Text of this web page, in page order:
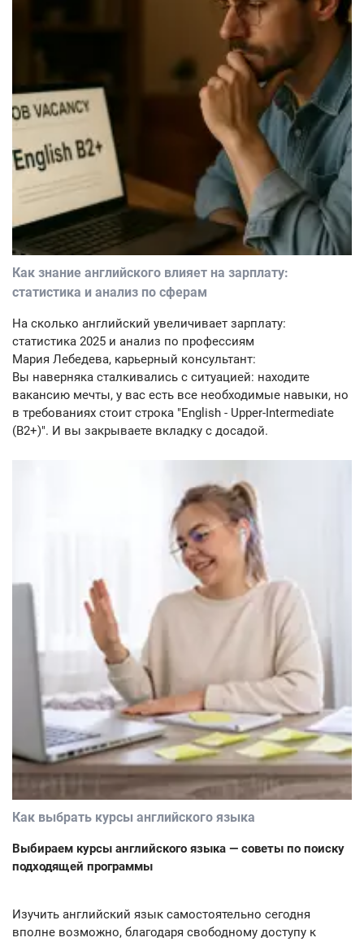
Как знание английского влияет на зарплату:
статистика и анализ по сферам
На сколько английский увеличивает зарплату:
статистика 2025 и анализ по профессиям
Мария Лебедева, карьерный консультант:
Вы наверняка сталкивались с ситуацией: находите
вакансию мечты, у вас есть все необходимые навыки, но
в требованиях стоит строка "English - Upper-Intermediate
(B2+)". И вы закрываете вкладку с досадой.
Как выбрать курсы английского языка
Выбираем курсы английского языка — советы по поиску
подходящей программы
Изучить английский язык самостоятельно сегодня
вполне возможно, благодаря свободному доступу к